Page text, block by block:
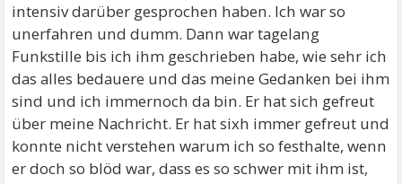
intensiv darüber gesprochen haben. Ich war so
unerfahren und dumm. Dann war tagelang
Funkstille bis ich ihm geschrieben habe, wie sehr ich
das alles bedauere und das meine Gedanken bei ihm
sind und ich immernoch da bin. Er hat sich gefreut
über meine Nachricht. Er hat sixh immer gefreut und
konnte nicht verstehen warum ich so festhalte, wenn
er doch so blöd war, dass es so schwer mit ihm ist,